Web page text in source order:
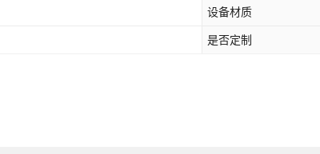
设备材质
是否定制